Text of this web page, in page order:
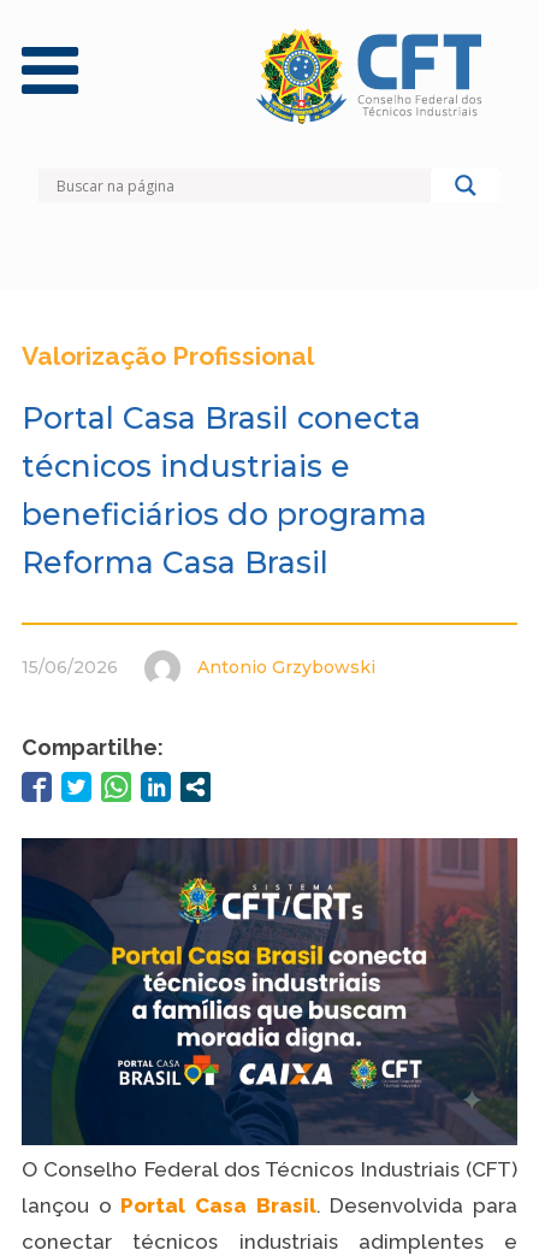
Valorização Profissional
Portal Casa Brasil conecta
técnicos industriais e
beneficiários do programa
Reforma Casa Brasil
15/06/2026 Antonio Grzybowski
Compartilhe:
O Conselho Federal dos Técnicos Industriais (CFT)
lançou o Portal Casa Brasil. Desenvolvida para
conectar técnicos industriais adimplentes e